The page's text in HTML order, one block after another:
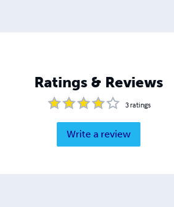
Ratings & Reviews
3ratings
Write a review